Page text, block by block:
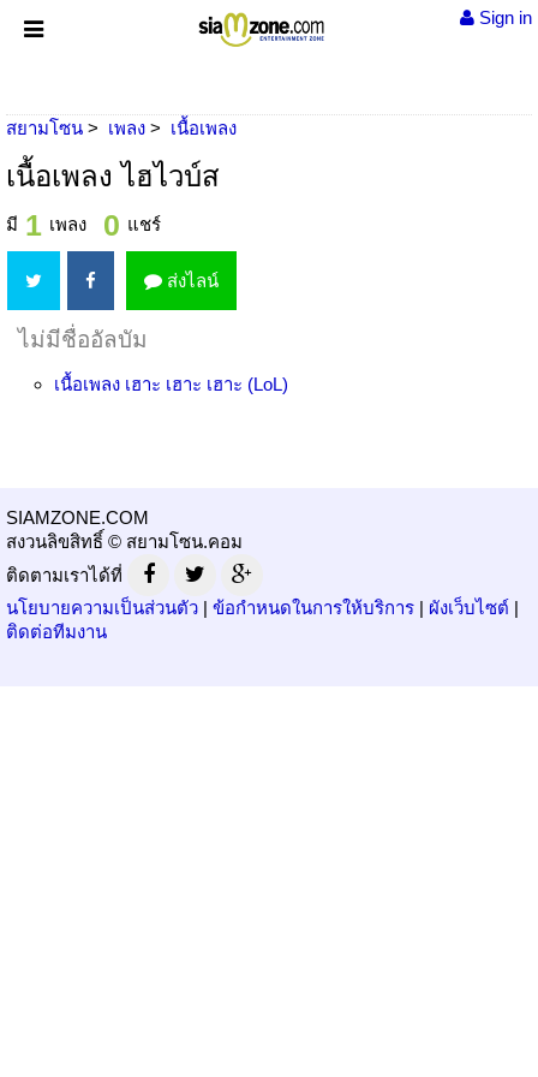
Sign in
สยามโซน เพลง เนื้อเพลง
เนื้อเพลง ไฮไวบ์ส
มี 1 เพลง 0 แชร์
ส่งไลน์
ไม่มีชื่ออัลบัม
เนื้อเพลง เฮาะ เฮาะ เฮาะ (LoL)
SIAMZONE.COM
สงวนลิขสิทธิ์ © สยามโซน.คอม
ติดตามเราได้ที่
นโยบายความเป็นส่วนตัว | ข้อกำหนดในการให้บริการ | ผังเว็บไซต์ |
ติดต่อทีมงาน